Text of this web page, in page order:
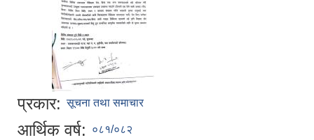
प्रकार: सूचना तथा समाचार
आर्थिक वर्ष: ०८१/०८२